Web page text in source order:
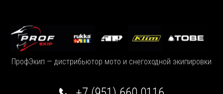
ПрофЭкип — дистрибьютор мото и снегоходной экипировки